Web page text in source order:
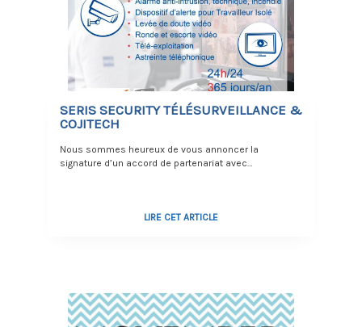
SERIS SECURITY TÉLÉSURVEILLANCE &
COJITECH
Nous sommes heureux de vous annoncer la
signature d’un accord de partenariat avec…
LIRE CET ARTICLE